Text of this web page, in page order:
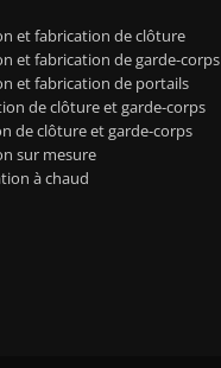
et fabrication de clôture
et fabrication de garde-corps
et fabrication de portails
de clôture et garde-corps
de clôture et garde-corps
sur mesure
à chaud